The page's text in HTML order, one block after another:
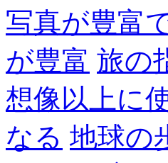
写真が豊富
が豊富 旅の
想像以上に
なる 地球の